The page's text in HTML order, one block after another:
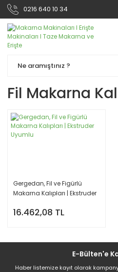
0216 640 10 34
Fil Makarna
Gergedan, Fil ve Figürlü
Makarna Kalıpları | Ekstruder
16.462,08 TL
E-Bülten'e
Haber listemize kayıt olarak